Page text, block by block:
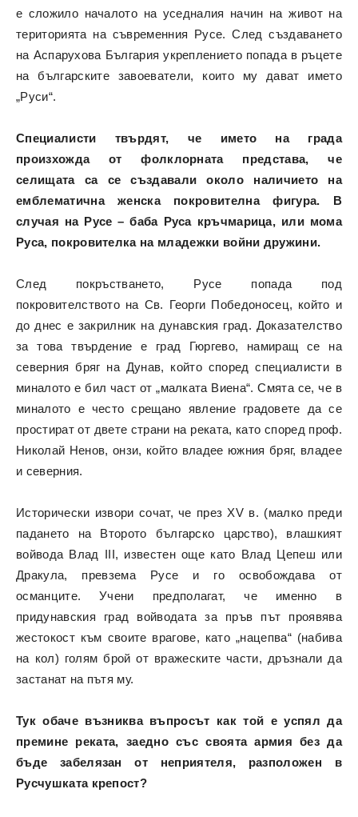
е сложило началото на уседналия начин на живот на
територията на съвременния Русе. След създаването
на Аспарухова България укреплението попада в ръцете
на българските завоеватели, които му дават името
„Руси“.
Специалисти твърдят, че името на града
произхожда от фолклорната представа, че
селищата са се създавали около наличието на
емблематична женска покровителна фигура. В
случая на Русе – баба Руса кръчмарица, или мома
Руса, покровителка на младежки войни дружини.
След покръстването, Русе попада под
покровителството на Св. Георги Победоносец, който и
до днес е закрилник на дунавския град. Доказателство
за това твърдение е град Гюргево, намиращ се на
северния бряг на Дунав, който според специалисти в
миналото е бил част от „малката Виена“. Смята се, че в
миналото е често срещано явление градовете да се
простират от двете страни на реката, като според проф.
Николай Ненов, онзи, който владее южния бряг, владее
и северния.
Исторически извори сочат, че през XV в. (малко преди
падането на Второто българско царство), влашкият
войвода Влад III, известен още като Влад Цепеш или
Дракула, превзема Русе и го освобождава от
османците. Учени предполагат, че именно в
придунавския град войводата за пръв път проявява
жестокост към своите врагове, като „нацепва“ (набива
на кол) голям брой от вражеските части, дръзнали да
застанат на пътя му.
Тук обаче възниква въпросът как той е успял да
премине реката, заедно със своята армия без да
бъде забелязан от неприятеля, разположен в
Русчушката крепост?